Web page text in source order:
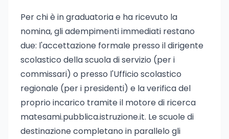
Per chi è in graduatoria e ha ricevuto la
nomina, gli adempimenti immediati restano
due: l'accettazione formale presso il dirigente
scolastico della scuola di servizio (per i
commissari) o presso l'Ufficio scolastico
regionale (per i presidenti) e la verifica del
proprio incarico tramite il motore di ricerca
matesami.pubblica.istruzione.it. Le scuole di
destinazione completano in parallelo gli